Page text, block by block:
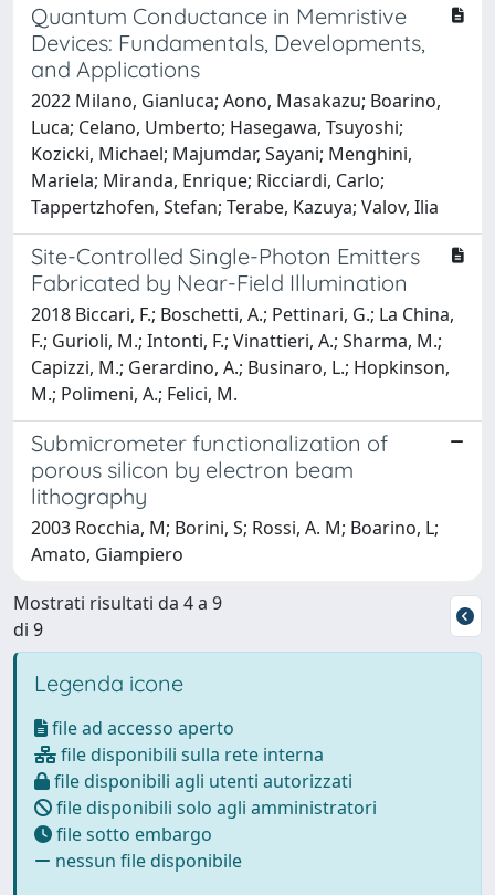
Quantum Conductance in Memristive
Devices: Fundamentals, Developments,
and Applications
2022 Milano, Gianluca; Aono, Masakazu; Boarino,
Luca; Celano, Umberto; Hasegawa, Tsuyoshi;
Kozicki, Michael; Majumdar, Sayani; Menghini,
Mariela; Miranda, Enrique; Ricciardi, Carlo;
Tappertzhofen, Stefan; Terabe, Kazuya; Valov, Ilia
Site-Controlled Single-Photon Emitters
Fabricated by Near-Field Illumination
2018 Biccari, F.; Boschetti, A.; Pettinari, G.; La China,
F.; Gurioli, M.; Intonti, F.; Vinattieri, A.; Sharma, M.;
Capizzi, M.; Gerardino, A.; Businaro, L.; Hopkinson,
M.; Polimeni, A.; Felici, M.
Submicrometer functionalization of
porous silicon by electron beam
lithography
2003 Rocchia, M; Borini, S; Rossi, A. M; Boarino, L;
Amato, Giampiero
Mostrati risultati da 4 a 9
di 9
Legenda icone
file ad accesso aperto
file disponibili sulla rete interna
file disponibili agli utenti autorizzati
file disponibili solo agli amministratori
file sotto embargo
nessun file disponibile